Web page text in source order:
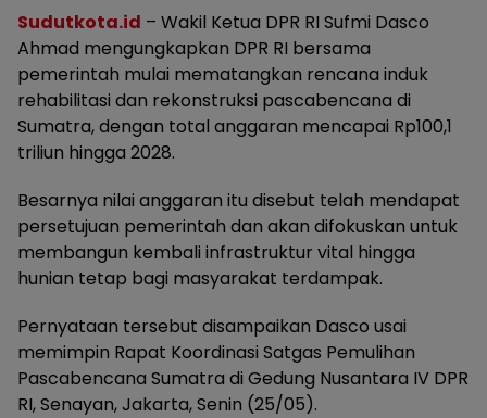
Sudutkota.id – Wakil Ketua DPR RI Sufmi Dasco
Ahmad mengungkapkan DPR RI bersama
pemerintah mulai mematangkan rencana induk
rehabilitasi dan rekonstruksi pascabencana di
Sumatra, dengan total anggaran mencapai Rp100,1
triliun hingga 2028.
Besarnya nilai anggaran itu disebut telah mendapat
persetujuan pemerintah dan akan difokuskan untuk
membangun kembali infrastruktur vital hingga
hunian tetap bagi masyarakat terdampak.
Pernyataan tersebut disampaikan Dasco usai
memimpin Rapat Koordinasi Satgas Pemulihan
Pascabencana Sumatra di Gedung Nusantara IV DPR
RI, Senayan, Jakarta, Senin (25/05).